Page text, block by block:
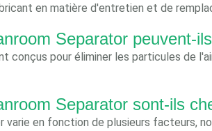
en matière d'entretien et de
Separator peuvent-
conçus pour éliminer les particules de
Separator sont-ils
varie en fonction de plusieurs